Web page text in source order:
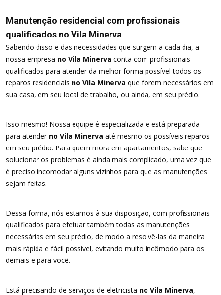
Manutenção residencial com profissionais
qualificados no Vila Minerva
Sabendo disso e das necessidades que surgem a cada dia, a
nossa empresa no Vila Minerva conta com profissionais
qualificados para atender da melhor forma possível todos os
reparos residenciais no Vila Minerva que forem necessários em
sua casa, em seu local de trabalho, ou ainda, em seu prédio.
Isso mesmo! Nossa equipe é especializada e está preparada
para atender no Vila Minerva até mesmo os possíveis reparos
em seu prédio. Para quem mora em apartamentos, sabe que
solucionar os problemas é ainda mais complicado, uma vez que
é preciso incomodar alguns vizinhos para que as manutenções
sejam feitas.
Dessa forma, nós estamos à sua disposição, com profissionais
qualificados para efetuar também todas as manutenções
necessárias em seu prédio, de modo a resolvê-las da maneira
mais rápida e fácil possível, evitando muito incômodo para os
demais e para você.
Está precisando de serviços de eletricista no Vila Minerva,